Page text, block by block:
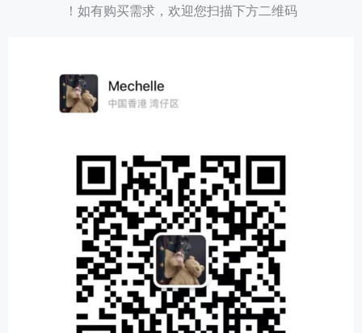
如有购买需求，欢迎您扫描下方二维码！